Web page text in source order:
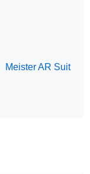
Meister AR Suit